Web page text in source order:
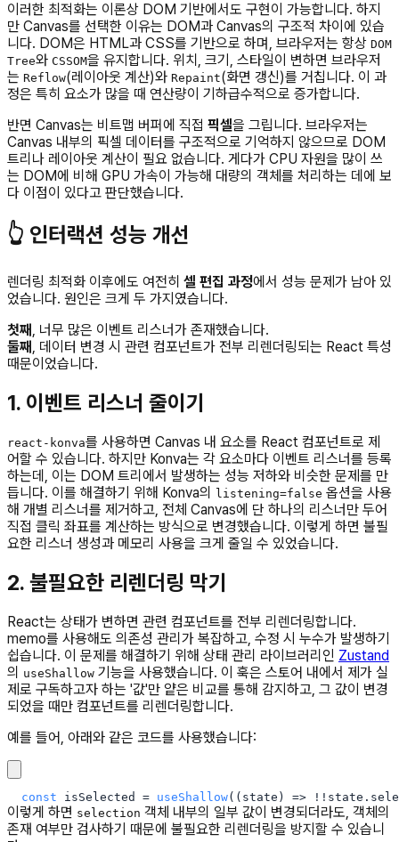
이러한 최적화는 이론상 DOM 기반에서도 구현이 가능합니다. 하지
만 Canvas를 선택한 이유는 DOM과 Canvas의 구조적 차이에 있습
니다. DOM은 HTML과 CSS를 기반으로 하며, 브라우저는 항상 DOM
Tree와 CSSOM을 유지합니다. 위치, 크기, 스타일이 변하면 브라우저
는 Reflow(레이아웃 계산)와 Repaint(화면 갱신)를 거칩니다. 이 과
정은 특히 요소가 많을 때 연산량이 기하급수적으로 증가합니다.
반면 Canvas는 비트맵 버퍼에 직접 픽셀을 그립니다. 브라우저는
Canvas 내부의 픽셀 데이터를 구조적으로 기억하지 않으므로 DOM
트리나 레이아웃 계산이 필요 없습니다. 게다가 CPU 자원을 많이 쓰
는 DOM에 비해 GPU 가속이 가능해 대량의 객체를 처리하는 데에 보
다 이점이 있다고 판단했습니다.
👆 인터랙션 성능 개선
렌더링 최적화 이후에도 여전히 셀 편집 과정에서 성능 문제가 남아 있
었습니다. 원인은 크게 두 가지였습니다.
첫째, 너무 많은 이벤트 리스너가 존재했습니다.
둘째, 데이터 변경 시 관련 컴포넌트가 전부 리렌더링되는 React 특성
때문이었습니다.
1. 이벤트 리스너 줄이기
react-konva를 사용하면 Canvas 내 요소를 React 컴포넌트로 제
어할 수 있습니다. 하지만 Konva는 각 요소마다 이벤트 리스너를 등록
하는데, 이는 DOM 트리에서 발생하는 성능 저하와 비슷한 문제를 만
듭니다. 이를 해결하기 위해 Konva의
listening=false 옵션을 사용
해 개별 리스너를 제거하고, 전체 Canvas에 단 하나의 리스너만 두어
직접 클릭 좌표를 계산하는 방식으로 변경했습니다. 이렇게 하면 불필
요한 리스너 생성과 메모리 사용을 크게 줄일 수 있었습니다.
2. 불필요한 리렌더링 막기
React는 상태가 변하면 관련 컴포넌트를 전부 리렌더링합니다.
memo를 사용해도 의존성 관리가 복잡하고, 수정 시 누수가 발생하기
쉽습니다. 이 문제를 해결하기 위해 상태 관리 라이브러리인 Zustand
의
useShallow 기능을 사용했습니다. 이 훅은 스토어 내에서 제가 실
제로 구독하고자 하는 '값'만 얕은 비교를 통해 감지하고, 그 값이 변경
되었을 때만 컴포넌트를 리렌더링합니다.
예를 들어, 아래와 같은 코드를 사용했습니다:
const isSelected = useShallow( ( state ) => ! ! state .
이렇게 하면 selection 객체 내부의 일부 값이 변경되더라도, 객체의
존재 여부만 검사하기 때문에 불필요한 리렌더링을 방지할 수 있습니